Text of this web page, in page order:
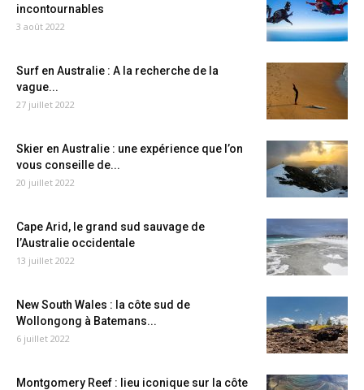
incontournables
3 août 2022
Surf en Australie : A la recherche de la
vague...
27 juillet 2022
Skier en Australie : une expérience que l’on
vous conseille de...
20 juillet 2022
Cape Arid, le grand sud sauvage de
l’Australie occidentale
13 juillet 2022
New South Wales : la côte sud de
Wollongong à Batemans...
6 juillet 2022
Montgomery Reef : lieu iconique sur la côte